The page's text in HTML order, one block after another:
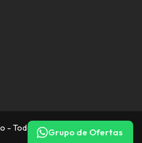
Grupo de Ofertas
Todos os direitos reservados.